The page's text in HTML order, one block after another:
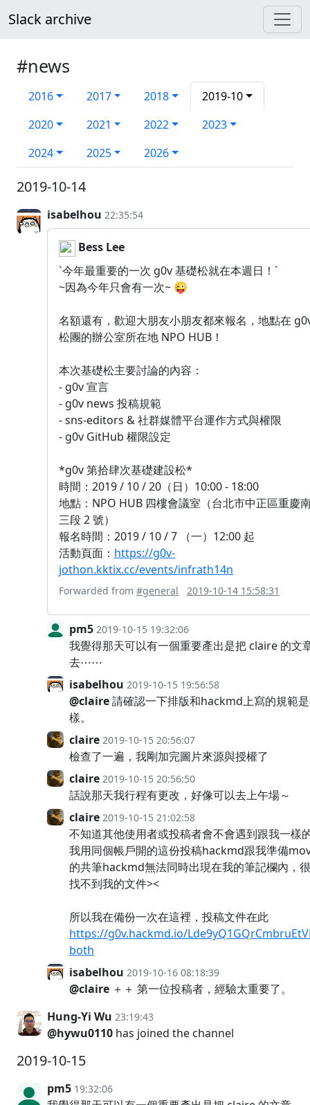
Slack archive
#news
2016 2017 2018
2019-10
2020
2021 2022
2023
2024
2025 2026
2019-10-14
isabelhou 22:35:54
Bess Lee
`今年最重要的一次 g0v 基礎松就在本週日！`
~因為今年只會有一次~ 😜
名額還有，歡迎大朋友小朋友都來報名，地點在
松團的辦公室所在地 NPO HUB！
本次基礎松主要討論的內容：
- g0v 宣言
- g0v news 投稿規範
- sns-editors & 社群媒體平台運作方式與權限
- g0v GitHub 權限設定
*g0v 第拾肆次基礎建設松*
時間：2019 / 10 / 20（日）10:00 - 18:00
地點：NPO HUB 四樓會議室（台北市中正區重慶
三段 2 號）
報名時間：2019 / 10 / 7 （一）12:00 起
活動頁面： https://g0v-
jothon.kktix.cc/events/infrath14n
Forwarded from #general 2019-10-14 15:58:31
pm5 2019-10-15 19:32:06
我覺得那天可以有一個重要產出是把 claire 的文
去⋯⋯
isabelhou 2019-10-15 19:56:58
@claire請確認一下排版和hackmd上寫的規範
樣。
claire 2019-10-15 20:56:07
檢查了一遍，我剛加完圖片來源與授權了
claire 2019-10-15 20:56:50
話說那天我行程有更改，好像可以去上午場～
claire 2019-10-15 21:02:58
不知道其他使用者或投稿者會不會遇到跟我一樣
我用同個帳戶開的這份投稿hackmd跟我準備
的共筆hackmd無法同時出現在我的筆記欄內，
找不到我的文件><
所以我在備份一次在這裡，投稿文件在此
https://g0v.hackmd.io/
both
isabelhou 2019-10-16 08:18:39
@claire ＋＋ 第一位投稿者，經驗太重要了。
Hung-Yi Wu 23:19:43
@hywu0110 has joined the channel
2019-10-15
pm5 19:32:06